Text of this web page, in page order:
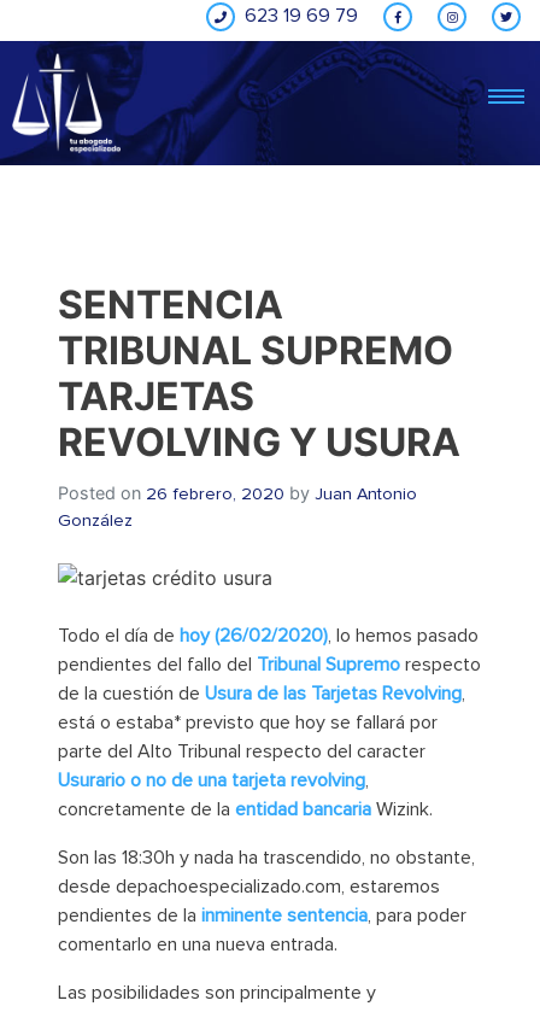
to
content
623 19 69 79
SENTENCIA
TRIBUNAL SUPREMO
TARJETAS
REVOLVING Y USURA
Posted on 26 febrero, 2020 by Juan Antonio
González
Todo el día de hoy (26/02/2020), lo hemos pasado
pendientes del fallo del Tribunal Supremo respecto
de la cuestión de Usura de las Tarjetas Revolving,
está o estaba* previsto que hoy se fallará por
parte del Alto Tribunal respecto del caracter
Usurario o no de una tarjeta revolving,
concretamente de la entidad bancaria Wizink.
Son las 18:30h y nada ha trascendido, no obstante,
desde depachoespecializado.com, estaremos
pendientes de la inminente sentencia, para poder
comentarlo en una nueva entrada.
Las posibilidades son principalmente y